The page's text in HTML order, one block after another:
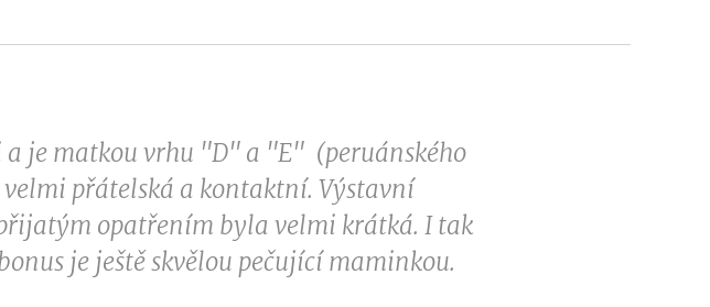
je matkou vrhu "D" a "E" (peruánského
přátelská a kontaktní. Výstavní
opatřením byla velmi krátká. I tak
je ještě skvělou pečující maminkou.